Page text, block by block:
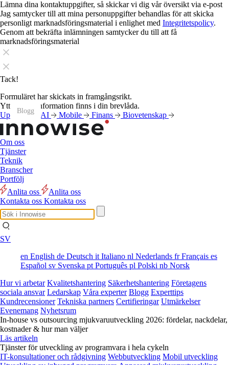
Lämna dina kontaktuppgifter, så skickar vi dig vår översikt via e-post
Jag samtycker till att mina personuppgifter behandlas för att skicka
personligt marknadsföringsmaterial i enlighet med Integritetspolicy.
Genom att bekräfta inlämningen samtycker du till att få
marknadsföringsmaterial
Tack!
Formuläret har skickats in framgångsrikt.
Ytterligare information finns i din brevlåda.
Uppgifter
AI Mobile Finans Biovetenskap
Om oss
Tjänster
Teknik
Branscher
Portfölj
Anlita oss
Anlita oss
Kontakta oss Kontakta oss
SV
en English de Deutsch it Italiano nl Nederlands frFrançais es
Español sv Svenska pt Português pl Polski nb Norsk
Hur vi arbetar Kvalitetshantering Säkerhetshantering Företagens
sociala ansvar Ledarskap Våra experter Blogg Experttips
Kundrecensioner Tekniska partners Certifieringar Utmärkelser
Evenemang Nyhetsrum
In-house vs outsourcing mjukvaruutveckling 2026: fördelar, nackdelar,
kostnader & hur man väljer
Läs artikeln
Tjänster för utveckling av programvara i hela cykeln
IT-konsultationer och rådgivning Webbutveckling Mobil utveckling
Blogg
Blogg
Blogg
Blogg
Blogg
Blogg
Blogg
Blogg
Blogg
Blogg
Blogg
Blogg